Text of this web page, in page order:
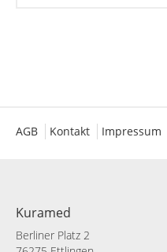
AGB Kontakt Impressum
Kuramed
Berliner Platz 2